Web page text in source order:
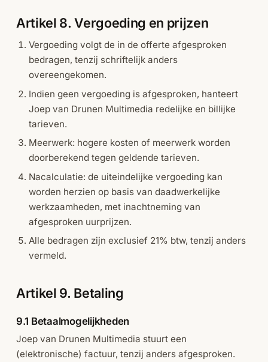
Artikel 8. Vergoeding en prijzen
Vergoeding volgt de in de offerte afgesproken
bedragen, tenzij schriftelijk anders
overeengekomen.
Indien geen vergoeding is afgesproken, hanteert
Joep van Drunen Multimedia redelijke en billijke
tarieven.
Meerwerk: hogere kosten of meerwerk worden
doorberekend tegen geldende tarieven.
Nacalculatie: de uiteindelijke vergoeding kan
worden herzien op basis van daadwerkelijke
werkzaamheden, met inachtneming van
afgesproken uurprijzen.
Alle bedragen zijn exclusief 21% btw, tenzij anders
vermeld.
Artikel 9. Betaling
9.1 Betaalmogelijkheden
Joep van Drunen Multimedia stuurt een
(elektronische) factuur, tenzij anders afgesproken.